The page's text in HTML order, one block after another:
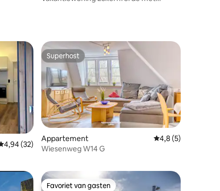
beoordeling van 4,94 uit 5, 32 recensies
4,94 (32)
Superhost
Superhost
Appartement Gemiddelde
4,8 (5)
Wiesenweg W14 G
Favoriet van gasten